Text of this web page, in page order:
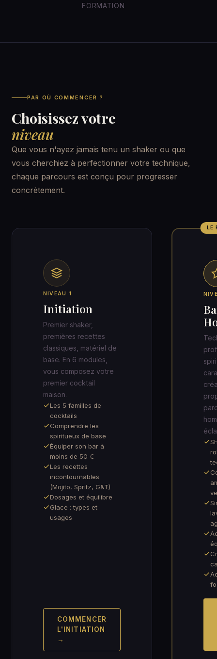
FORMATION
PAR OÙ COMMENCER ?
Choisissez votre
niveau
Que vous n'ayez jamais tenu un shaker ou que
vous cherchiez à perfectionner votre technique,
chaque parcours est conçu pour progresser
concrètement.
NIVEAU 1
Initiation
Premier shaker,
premières recettes
classiques, matériel de
base. En 6 modules,
vous composez votre
premier cocktail
maison.
Les 5 familles de
cocktails
Comprendre les
spiritueux de base
Équiper son bar à
moins de 50 €
Les recettes
incontournables
(Mojito, Spritz, G&T)
Dosages et équilibre
Glace : types et
usages
COMMENCER
L'INITIATION
→
LE